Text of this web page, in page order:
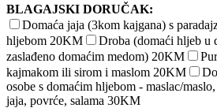
BLAGAJSKI DORUČAK:
Domaća jaja (3kom kajgana) s
hljebom 20KM
Droba (domaći hljeb u
zaslađeno domaćim medom) 20KM
kajmakom ili sirom i maslom 20KM
osobe s domaćim hljebom - maslac/
jaja, povrće, salama 30KM